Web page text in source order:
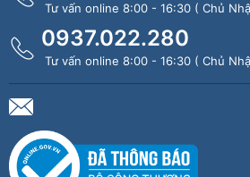
Tư vấn online 8:00 - 16:30 ( Chủ
0937.022.280
Tư vấn online 8:00 - 16:30 ( Chủ